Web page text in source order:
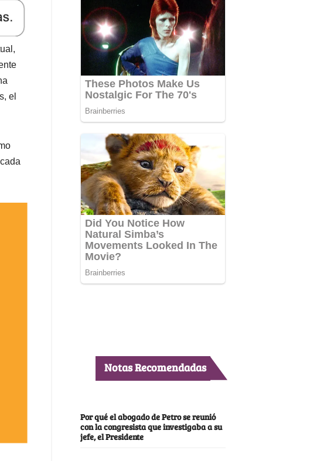
el
Notas Recomendadas
Por qué el abogado de Petro se reunió
con la congresista que investigaba a su
jefe, el Presidente